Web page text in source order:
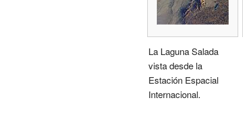
La Laguna Salada
vista desde la
Estación Espacial
Internacional.